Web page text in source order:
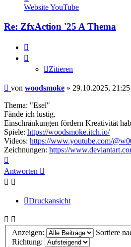
von
woodsmoke
WebsiteYouTube
Re: ZfxAction '25 A Thema
Zitieren
Beitrag
von woodsmoke » 29.10.2025, 21:25
Thema: "Esel"
Fände ich lustig.
Einschränkungen fördern Kreativität
Spiele: https://woodsmoke.itch.io/
Videos: https://www.youtube.com/
Zeichnungen: https://
oben
Antworten
Druckansicht
Anzeigen:
Sortiere
Richtung: